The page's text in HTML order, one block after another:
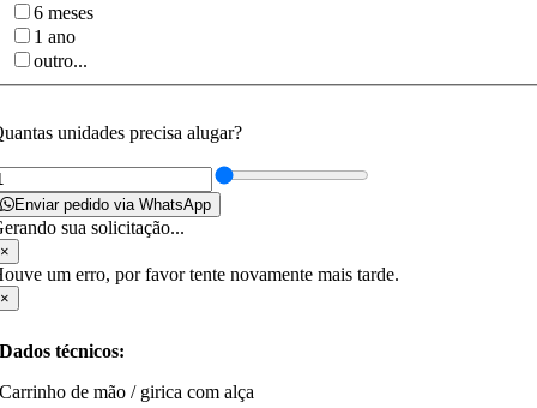
6 meses
1 ano
outro...
unidades precisa alugar?
Enviar pedido via WhatsApp
sua solicitação...
×
um erro, por favor tente novamente mais tarde.
×
Dados técnicos:
Carrinho de mão / girica com alça